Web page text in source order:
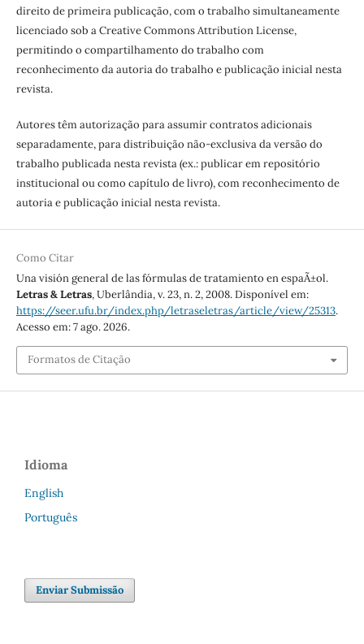
direito de primeira publicação, com o trabalho simultaneamente
licenciado sob a Creative Commons Attribution License,
permitindo o compartilhamento do trabalho com
reconhecimento da autoria do trabalho e publicação inicial nesta
revista.
Autores têm autorização para assumir contratos adicionais
separadamente, para distribuição não-exclusiva da versão do
trabalho publicada nesta revista (ex.: publicar em repositório
institucional ou como capítulo de livro), com reconhecimento de
autoria e publicação inicial nesta revista.
Como Citar
Una visión general de las fórmulas de tratamiento en espaÃ±ol.
Letras & Letras, Uberlândia, v. 23, n. 2, 2008. Disponível em:
https://seer.ufu.br/index.php/letraseletras/article/view/25313.
Acesso em: 7 ago. 2026.
Formatos de Citação
Idioma
English
Português
Enviar Submissão